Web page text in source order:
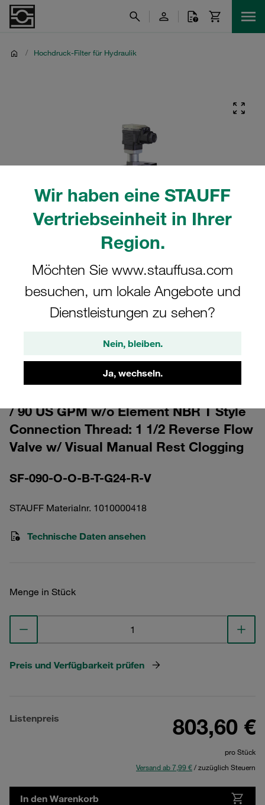
Wir haben eine STAUFF
Vertriebseinheit in Ihrer
Region.
Möchten Sie www.stauffusa.com
besuchen, um lokale Angebote und
Dienstleistungen zu sehen?
Nein, bleiben.
Ja, wechseln.
/ Hochdruck-Filter für Hydraulik
Bitte beachten Sie: Das Bild dient nur zur Veranschaulichung und kann vom
Mehr anzeigen
/ 90 US GPM w/o Element NBR T Style
Connection Thread: 1 1/2 Reverse Flow
Valve w/ Visual Manual Rest Clogging
SF-090-O-O-B-T-G24-R-V
STAUFF Materialnr. 1010000418
Technische Daten ansehen
Menge in Stück
Preis und Verfügbarkeit prüfen
Listenpreis 803,60 €
pro Stück
Versand ab 7,99 €/ zuzüglich Steuern
In den Warenkorb